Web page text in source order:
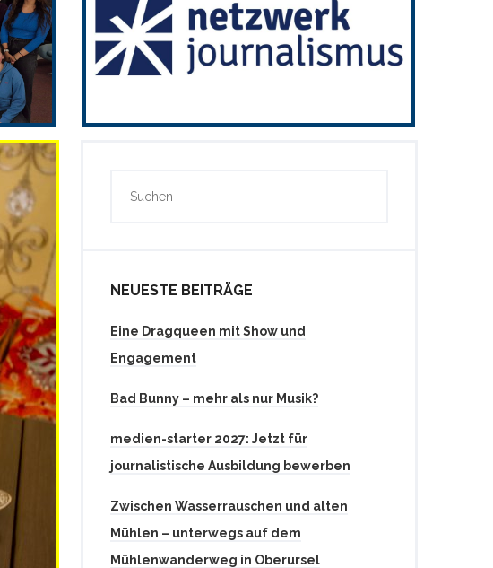
NEUESTE BEITRÄGE
Eine Dragqueen mit Show und
Engagement
Bad Bunny – mehr als nur Musik?
medien-starter 2027: Jetzt für
journalistische Ausbildung bewerben
Zwischen Wasserrauschen und alten
Mühlen – unterwegs auf dem
Mühlenwanderweg in Oberursel